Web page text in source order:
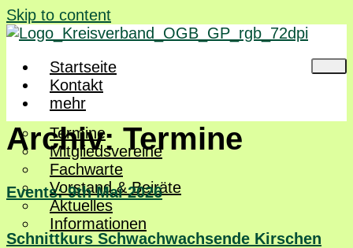
Skip to content
Startseite
Kontakt
mehr
Termine
Mitgliedsvereine
Fachwarte
Vorstand & Beiräte
Aktuelles
Informationen
Archiv:Termine
Events: 9th Mai 2026
Schnittkurs Schwachwachsende Kirschen